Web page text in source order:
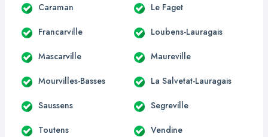
Caraman Le Faget
Francarville Loubens-Lauragais
Mascarville Maureville
Mourvilles-Basses La Salvetat-Lauragais
Saussens Segreville
Toutens Vendine